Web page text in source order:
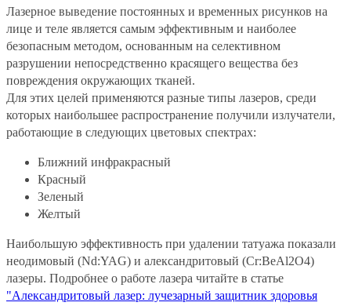
Лазерное выведение постоянных и временных рисунков на
лице и теле является самым эффективным и наиболее
безопасным методом, основанным на селективном
разрушении непосредственно красящего вещества без
повреждения окружающих тканей.
Для этих целей применяются разные типы лазеров, среди
которых наибольшее распространение получили излучатели,
работающие в следующих цветовых спектрах:
Ближний инфракрасный
Красный
Зеленый
Желтый
Наибольшую эффективность при удалении татуажа показали
неодимовый (Nd:YAG) и александритовый (Cr:BeAl2O4)
лазеры. Подробнее о работе лазера читайте в статье
"Александритовый лазер: лучезарный защитник здоровья